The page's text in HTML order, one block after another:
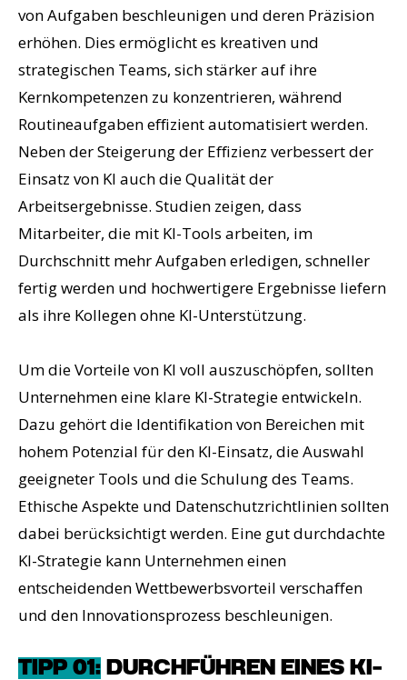
von Aufgaben beschleunigen und deren Präzision
erhöhen. Dies ermöglicht es kreativen und
strategischen Teams, sich stärker auf ihre
Kernkompetenzen zu konzentrieren, während
Routineaufgaben effizient automatisiert werden.
Neben der Steigerung der Effizienz verbessert der
Einsatz von KI auch die Qualität der
Arbeitsergebnisse. Studien zeigen, dass
Mitarbeiter, die mit KI-Tools arbeiten, im
Durchschnitt mehr Aufgaben erledigen, schneller
fertig werden und hochwertigere Ergebnisse liefern
als ihre Kollegen ohne KI-Unterstützung.
Um die Vorteile von KI voll auszuschöpfen, sollten
Unternehmen eine klare KI-Strategie entwickeln.
Dazu gehört die Identifikation von Bereichen mit
hohem Potenzial für den KI-Einsatz, die Auswahl
geeigneter Tools und die Schulung des Teams.
Ethische Aspekte und Datenschutzrichtlinien sollten
dabei berücksichtigt werden. Eine gut durchdachte
KI-Strategie kann Unternehmen einen
entscheidenden Wettbewerbsvorteil verschaffen
und den Innovationsprozess beschleunigen.
TIPP 01: DURCHFÜHREN EINES KI-